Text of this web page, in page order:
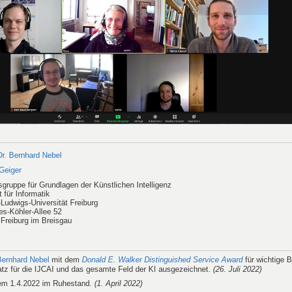
Bernhard Nebel
für Grundlagen der Künstlichen Intelligenz
für Informatik
Universität Freiburg
Köhler-Allee 52
im Breisgau
Nebel mit demDonald E. Walker Distinguished Service Awardfür wichtige
für die IJCAI und das gesamte Feld der KI ausgezeichnet.(26. Juli 2022)
1.4.2022 im Ruhestand.(1. April 2022)